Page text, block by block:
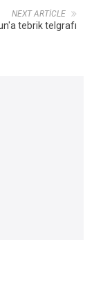
NEXT ARTICLE
tebrik telgrafı